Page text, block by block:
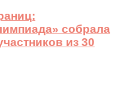
собрала
из 30